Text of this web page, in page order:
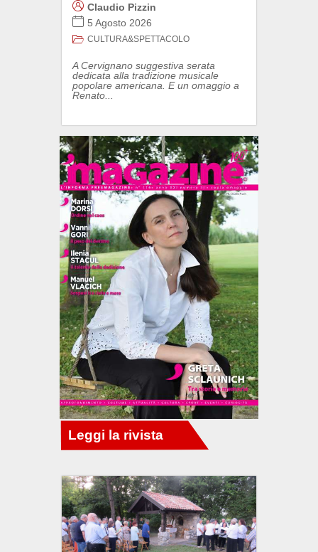
Claudio Pizzin
5 Agosto 2026
CULTURA&SPETTACOLO
A Cervignano suggestiva serata
dedicata alla tradizione musicale
popolare americana. E un omaggio a
Renato...